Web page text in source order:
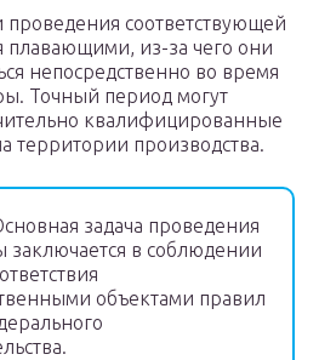
соответствующей
плавающими, из-за чего они
непосредственно во время
Точный период могут
квалифицированные
территории производства.
задача проведения
заключается в соблюдении
объектами правил